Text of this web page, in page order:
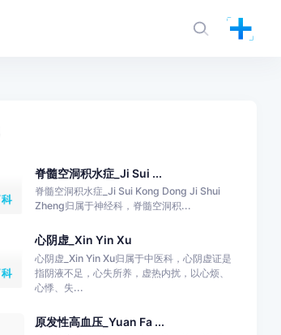
脊髓空洞积水症_Ji Sui ...
脊髓空洞积水症_Ji Sui Kong Dong Ji Shui
Zheng归属于神经科，脊髓空洞积...
心阴虚_Xin Yin Xu
心阴虚_Xin Yin Xu归属于中医科，心阴虚证是
指阴液不足，心失所养，虚热内扰，以心烦、
心悸、失...
原发性高血压_Yuan Fa ...